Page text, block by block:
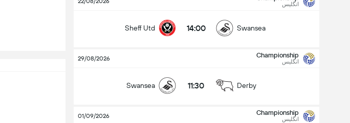
انگلیس
Swansea
14:00
Sheff Utd
Championship
انگلیس 29/08/2026
Derby
11:30
Swansea
Championship
انگلیس 01/09/2026
14:00
Swansea
کل گل های بازی (2.5)